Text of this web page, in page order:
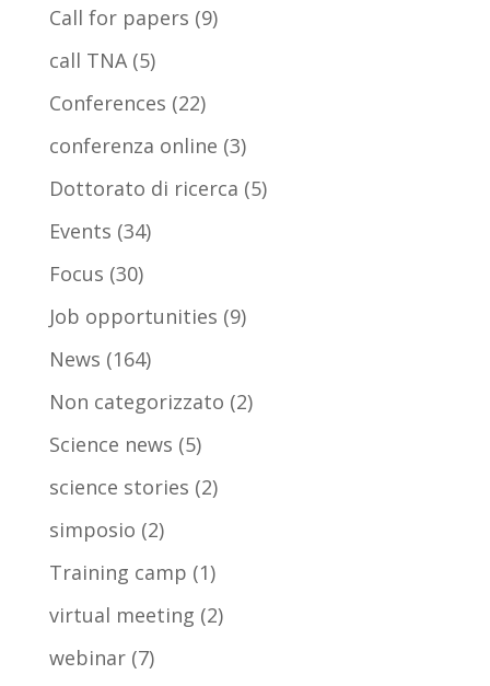
Call for papers (9)
call TNA(5)
Conferences (22)
conferenza online (3)
Dottorato di ricerca (5)
Events (34)
Focus (30)
Job opportunities (9)
News (164)
Non categorizzato (2)
Science news (5)
science stories (2)
simposio (2)
Training camp (1)
virtual meeting (2)
webinar(7)